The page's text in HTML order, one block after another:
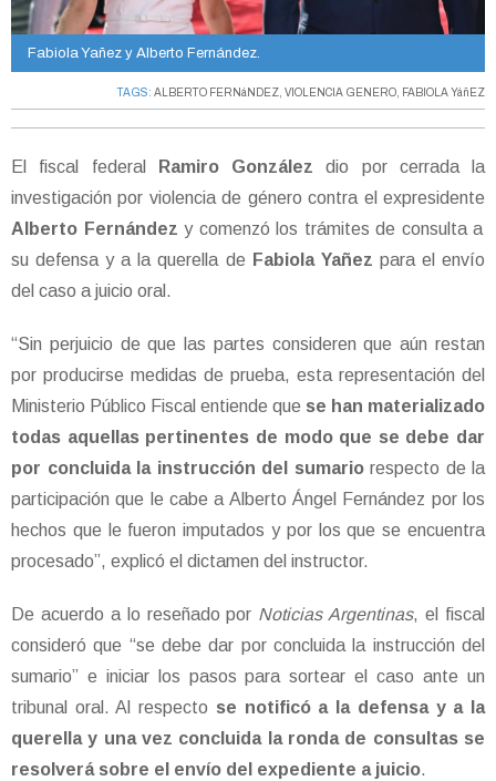
Fabiola Yañez y Alberto Fernández.
TAGS: ALBERTO FERNáNDEZ, VIOLENCIA GENERO, FABIOLA YáñEZ
El fiscal federal Ramiro González dio por cerrada la
investigación por violencia de género contra el expresidente
Alberto Fernándezy comenzó los trámites de consulta a
su defensa y a la querella de Fabiola Yañez para el envío
del caso a juicio oral.
“Sin perjuicio de que las partes consideren que aún restan
por producirse medidas de prueba, esta representación del
Ministerio Público Fiscal entiende que se han materializado
todas aquellas pertinentes de modo que se debe dar
por concluida la instrucción del sumariorespecto de la
participación que le cabe a Alberto Ángel Fernández por los
hechos que le fueron imputados y por los que se encuentra
procesado”, explicó el dictamen del instructor.
De acuerdo a lo reseñado por Noticias Argentinas, el fiscal
consideró que “se debe dar por concluida la instrucción del
sumario” e iniciar los pasos para sortear el caso ante un
tribunal oral. Al respecto se notificó a la defensa y a la
querella y una vez concluida la ronda de consultas se
resolverá sobre el envío del expediente a juicio.